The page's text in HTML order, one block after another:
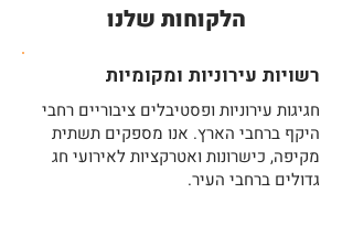
הלקוחות שלנו
רשויות עירוניות ומקומיות
חגיגות עירוניות ופסטיבלים ציבוריים רחבי
היקף ברחבי הארץ. אנו מספקים תשתית
מקיפה, כישרונות ואטרקציות לאירועי חג
גדולים ברחבי העיר.